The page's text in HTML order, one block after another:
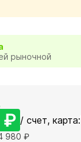
рыночной
₽ / счет, карта:
980 ₽